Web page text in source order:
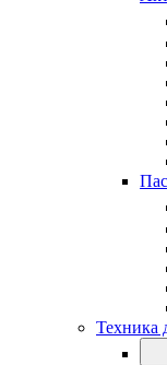
Техника